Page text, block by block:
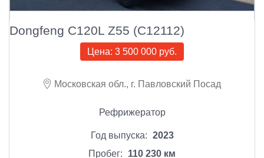
Dongfeng C120L Z55 (С12112)
Цена: 3 500 000 руб.
Московская обл., г. Павловский Посад
Рефрижератор
Год выпуска: 2023
Пробег:
110 230 км